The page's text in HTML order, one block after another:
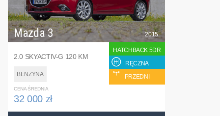
Mazda 3
2.0 SKYACTIV-G 120 KM
BENZYNA
2015
HATCHBACK 5DR
RĘCZNA
PRZEDNI
CENA ŚREDNIA
32 000 zł